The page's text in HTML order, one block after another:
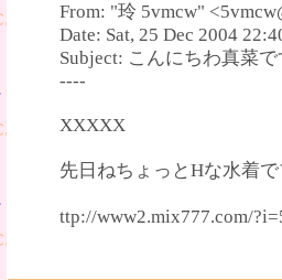
From: "玲 5vmcw"
Date: Sat, 25 Dec 2004
Subject: こんにちわ真菜
----
XXXXX
先日ねちょっとHな水着
ttp://www2.mix777.com/